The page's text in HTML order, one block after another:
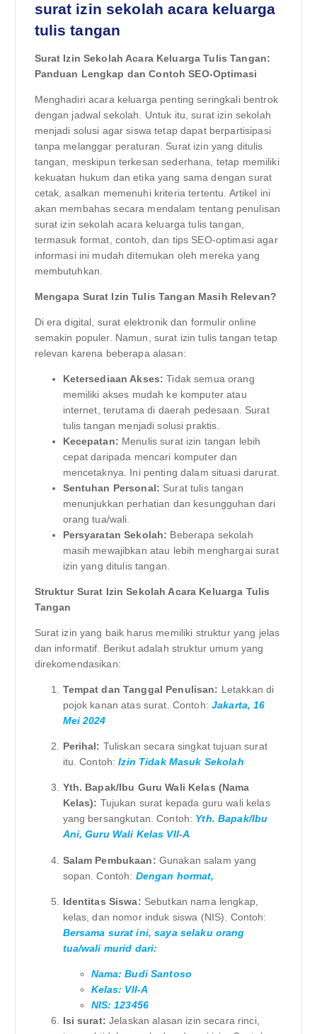
surat izin sekolah acara keluarga
tulis tangan
Surat Izin Sekolah Acara Keluarga Tulis Tangan:
Panduan Lengkap dan Contoh SEO-Optimasi
Menghadiri acara keluarga penting seringkali bentrok
dengan jadwal sekolah. Untuk itu, surat izin sekolah
menjadi solusi agar siswa tetap dapat berpartisipasi
tanpa melanggar peraturan. Surat izin yang ditulis
tangan, meskipun terkesan sederhana, tetap memiliki
kekuatan hukum dan etika yang sama dengan surat
cetak, asalkan memenuhi kriteria tertentu. Artikel ini
akan membahas secara mendalam tentang penulisan
surat izin sekolah acara keluarga tulis tangan,
termasuk format, contoh, dan tips SEO-optimasi agar
informasi ini mudah ditemukan oleh mereka yang
membutuhkan.
Mengapa Surat Izin Tulis Tangan Masih Relevan?
Di era digital, surat elektronik dan formulir online
semakin populer. Namun, surat izin tulis tangan tetap
relevan karena beberapa alasan:
Ketersediaan Akses: Tidak semua orang
memiliki akses mudah ke komputer atau
internet, terutama di daerah pedesaan. Surat
tulis tangan menjadi solusi praktis.
Kecepatan: Menulis surat izin tangan lebih
cepat daripada mencari komputer dan
mencetaknya. Ini penting dalam situasi darurat.
Sentuhan Personal: Surat tulis tangan
menunjukkan perhatian dan kesungguhan dari
orang tua/wali.
Persyaratan Sekolah: Beberapa sekolah
masih mewajibkan atau lebih menghargai surat
izin yang ditulis tangan.
Struktur Surat Izin Sekolah Acara Keluarga Tulis
Tangan
Surat izin yang baik harus memiliki struktur yang jelas
dan informatif. Berikut adalah struktur umum yang
direkomendasikan:
Tempat dan Tanggal Penulisan: Letakkan di
pojok kanan atas surat. Contoh:Jakarta, 16
Mei 2024
Perihal: Tuliskan secara singkat tujuan surat
itu. Contoh:Izin Tidak Masuk Sekolah
Yth. Bapak/Ibu Guru Wali Kelas (Nama
Kelas): Tujukan surat kepada guru wali kelas
yang bersangkutan. Contoh: Yth. Bapak/Ibu
Ani, Guru Wali Kelas VII-A
Salam Pembukaan: Gunakan salam yang
sopan. Contoh: Dengan hormat,
Identitas Siswa: Sebutkan nama lengkap,
kelas, dan nomor induk siswa (NIS). Contoh:
Bersama surat ini, saya selaku orang
tua/wali murid dari:
Nama: Budi Santoso
Kelas: VII-A
NIS: 123456
Isi surat: Jelaskan alasan izin secara rinci,